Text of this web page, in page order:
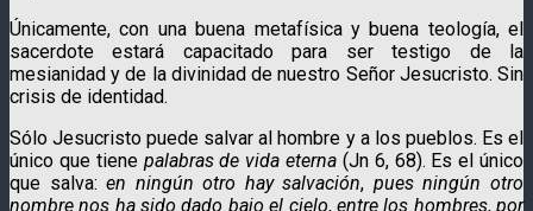
Únicamente, con una buena metafísica y buena teología, el
sacerdote estará capacitado para ser testigo de la
mesianidad y de la divinidad de nuestro Señor Jesucristo. Sin
crisis de identidad.
Sólo Jesucristo puede salvar al hombre y a los pueblos. Es el
único que tiene palabras de vida eterna (Jn 6, 68). Es el único
que salva:en ningún otro hay salvación, pues ningún otro
nombre nos ha sido dado bajo el cielo,entre los hombres,por